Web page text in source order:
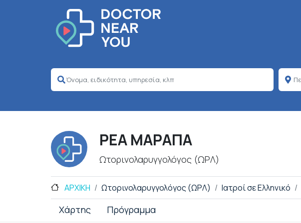
ΡΕΑ ΜΑΡΑΠΑ
Ωτορινολαρυγγολόγος (ΩΡΛ)
ΑΡΧΙΚΗ Ωτορινολαρυγγολόγος (ΩΡΛ) Ιατροί σε Ελληνικό
Χάρτης Πρόγραμμα